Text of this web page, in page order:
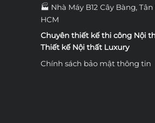
🏭 Nhà Máy B12 Cây Bàng,
HCM
Chuyên thiết kế thi công Nội
Thiết kế Nội thất Luxury
Chính sách bảo mật thông tin